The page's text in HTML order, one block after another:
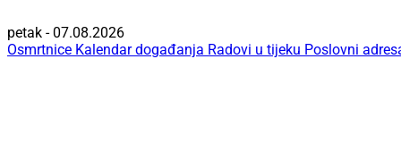
petak - 07.08.2026
Osmrtnice Kalendar događanja Radovi u tijeku Poslovni